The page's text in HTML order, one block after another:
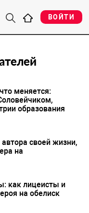
ВОЙТИ
меняется:
образования
своей жизни,
на
как лицеисты и
на обелиск